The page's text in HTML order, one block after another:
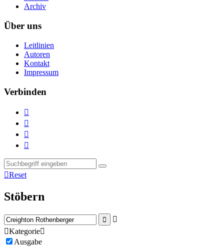
Archiv
Über uns
Leitlinien
Autoren
Kontakt
Impressum
Verbinden




Reset
Stöbern


Kategorie
Ausgabe